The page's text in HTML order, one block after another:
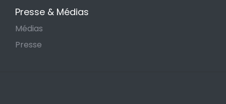
Presse & Médias
Médias
Presse